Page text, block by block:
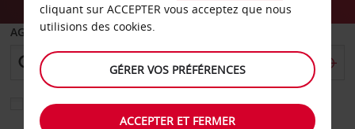
AGENCE DE DÉPART
Sélectionnez une autre agence de retour
cliquant sur ACCEPTER vous acceptez que nous
utilisions des cookies.
GÉRER VOS PRÉFÉRENCES
ACCEPTER ET FERMER